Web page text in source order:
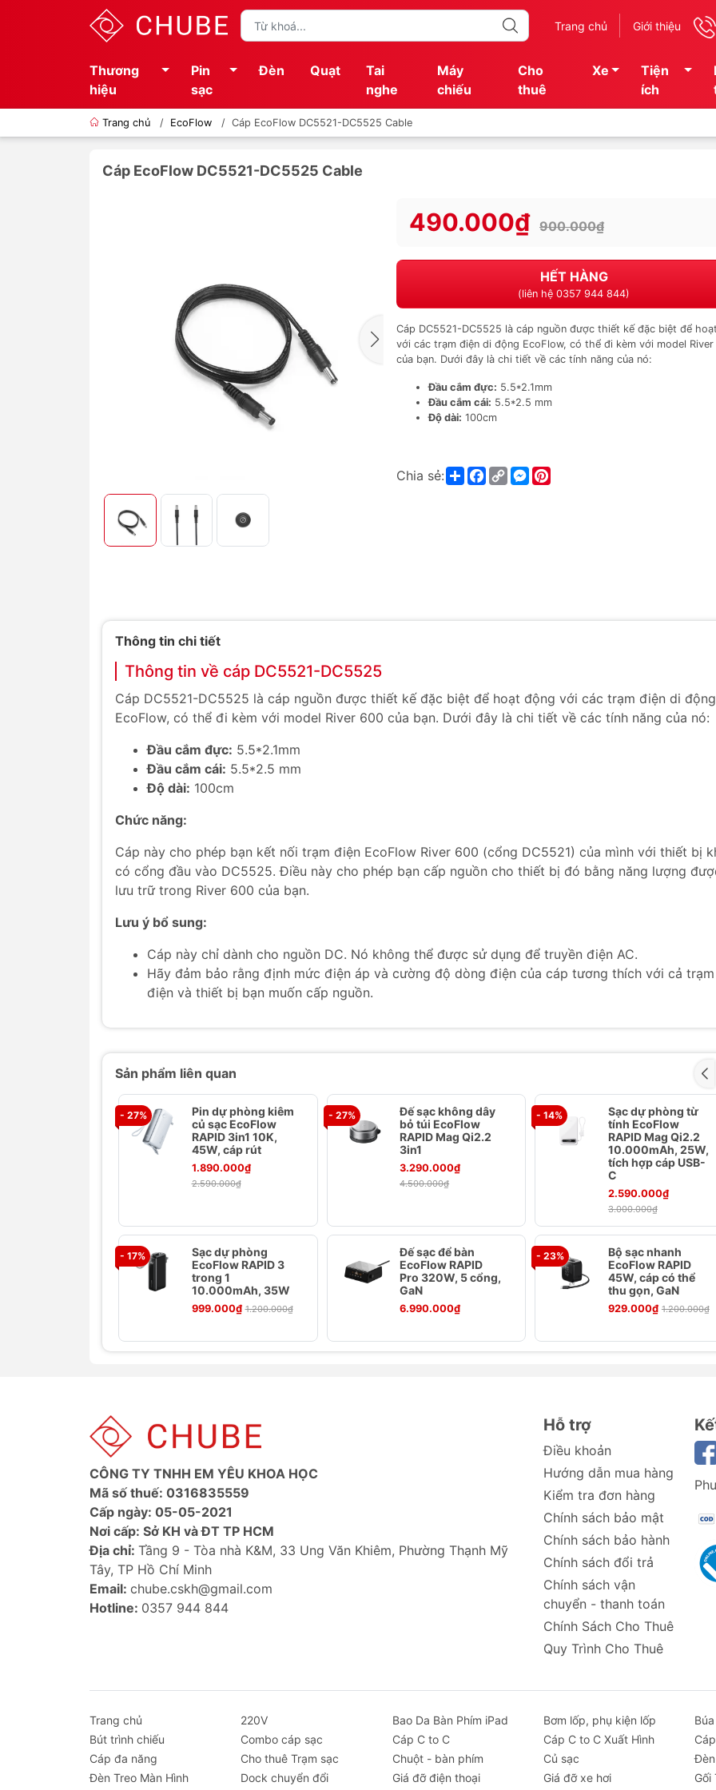
Trang chủ Giới thiệu
Thương
hiệu
Pin
sạc
Đèn Quạt
Tai
nghe
Máy
chiếu
Cho
thuê
Xe
Tiện
ích
Trang chủ / EcoFlow / Cáp EcoFlow DC5521-DC5525 Cable
Cáp EcoFlow DC5521-DC5525 Cable
490.000₫ 900.000₫
HẾT HÀNG
(liên hệ 0357 944 844)
Cáp DC5521-DC5525 là cáp nguồn được thiết kế đặc biệt để
với các trạm điện di động EcoFlow, có thể đi kèm với model
của bạn. Dưới đây là chi tiết về các tính năng của nó:
Đầu cắm đực: 5.5*2.1mm
Đầu cắm cái: 5.5*2.5 mm
Độ dài: 100cm
Chia sẻ: ShareFacebook
Copy
Link
Messenger
Thông tin chi tiết
Thông tin về cáp DC5521-DC5525
Cáp DC5521-DC5525 là cáp nguồn được thiết kế đặc biệt để hoạt động với các trạm điện di động
EcoFlow, có thể đi kèm với model River 600 của bạn. Dưới đây là chi tiết về các tính năng của nó:
Đầu cắm đực: 5.5*2.1mm
Đầu cắm cái: 5.5*2.5 mm
Độ dài: 100cm
Chức năng:
Cáp này cho phép bạn kết nối trạm điện EcoFlow River 600 (cổng DC5521) của mình với thiết bị
có cổng đầu vào DC5525. Điều này cho phép bạn cấp nguồn cho thiết bị đó bằng năng lượng
lưu trữ trong River 600 của bạn.
Lưu ý bổ sung:
Cáp này chỉ dành cho nguồn DC. Nó không thể được sử dụng để truyền điện AC.
Hãy đảm bảo rằng định mức điện áp và cường độ dòng điện của cáp tương thích với cả trạm
điện và thiết bị bạn muốn cấp nguồn.
Sản phẩm liên quan
- 27%
Pin dự phòng kiêm
củ sạc EcoFlow
RAPID 3in1 10K,
45W, cáp rút
1.890.000₫
2.590.000₫
- 27%
Đế sạc không dây
bỏ túi EcoFlow
RAPID Mag Qi2.2
3in1
3.290.000₫
4.500.000₫
- 14%
Sạc dự phòng từ
tính EcoFlow
RAPID Mag Qi2.2
10.000mAh, 25W,
tích hợp cáp USB-
C
2.590.000₫
3.000.000₫
- 17%
Sạc dự phòng
EcoFlow RAPID 3
trong 1
10.000mAh, 35W
999.000₫ 1.200.000₫
Đế sạc để bàn
EcoFlow RAPID
Pro 320W, 5 cổng,
GaN
6.990.000₫
- 23%
Bộ sạc nhanh
EcoFlow RAPID
45W, cáp có thể
thu gọn, GaN
929.000₫ 1.200.000₫
CÔNG TY TNHH EM YÊU KHOA HỌC
Mã số thuế: 0316835559
Cấp ngày: 05-05-2021
Nơi cấp: Sở KH và ĐT TP HCM
Địa chỉ: Tầng 9 - Tòa nhà K&M, 33 Ung Văn Khiêm, Phường Thạnh Mỹ
Tây, TP Hồ Chí Minh
Email: chube.cskh@gmail.com
Hotline: 0357 944 844
Hỗ trợ
Điều khoản
Hướng dẫn mua hàng
Kiểm tra đơn hàng
Chính sách bảo mật
Chính sách bảo hành
Chính sách đổi trả
Chính sách vận
chuyển - thanh toán
Chính Sách Cho Thuê
Quy Trình Cho Thuê
Trang chủ 220V Bao Da Bàn Phím iPad Bơm lốp, phụ kiện lốp
Bút trình chiếu
Combo cáp sạc Cáp C to C Cáp C to C Xuất Hình
Cáp đa năng
Cho thuê Trạm sạc Chuột - bàn phím Củ sạc
Đèn Treo Màn Hình
Dock chuyển đổi Giá đỡ điện thoại Giá đỡ xe hơi Gối